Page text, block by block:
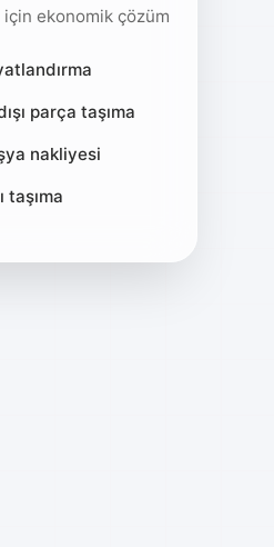
ekonomik çözüm
parça taşıma
nakliyesi
taşıma